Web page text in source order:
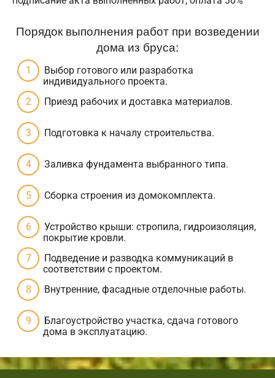
Порядок выполнения работ при возведении
дома из бруса:
Выбор готового или разработка
индивидуального проекта.
Приезд рабочих и доставка материалов.
Подготовка к началу строительства.
Заливка фундамента выбранного типа.
Сборка строения из домокомплекта.
Устройство крыши: стропила, гидроизоляция,
покрытие кровли.
Подведение и разводка коммуникаций в
соответствии с проектом.
Внутренние, фасадные отделочные работы.
Благоустройство участка, сдача готового
дома в эксплуатацию.